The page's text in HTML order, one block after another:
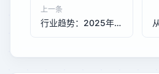
上一条
行业趋势：2025年企业数字化三大方向——AI原生、GEO优先、全栈服务